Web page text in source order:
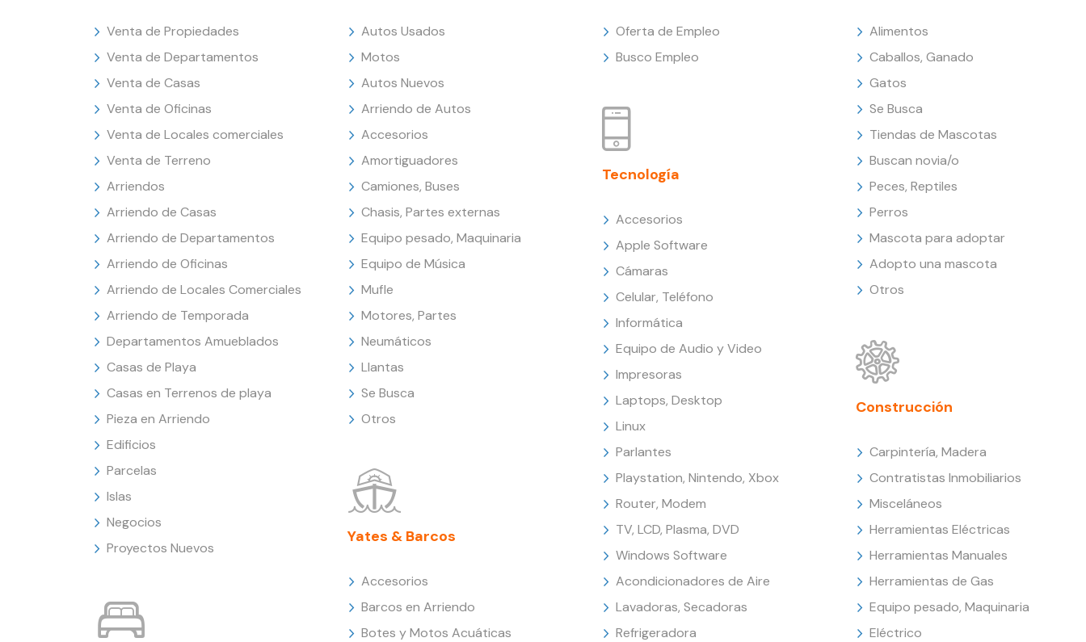
Venta de Propiedades
Venta de Departamentos
Venta de Casas
Venta de Oficinas
Venta de Locales comerciales
Venta de Terreno
Arriendos
Arriendo de Casas
Arriendo de Departamentos
Arriendo de Oficinas
Arriendo de Locales Comerciales
Arriendo de Temporada
Departamentos Amueblados
Casas de Playa
Casas en Terrenos de playa
Pieza en Arriendo
Edificios
Parcelas
Islas
Negocios
Proyectos Nuevos
Autos Usados
Motos
Autos Nuevos
Arriendo de Autos
Accesorios
Amortiguadores
Camiones, Buses
Chasis, Partes externas
Equipo pesado, Maquinaria
Equipo de Música
Mufle
Motores, Partes
Neumáticos
Llantas
Se Busca
Otros
Yates & Barcos
Accesorios
Barcos en Arriendo
Botes y Motos Acuáticas
Oferta de Empleo
Busco Empleo
Tecnología
Accesorios
Apple Software
Cámaras
Celular, Teléfono
Informática
Equipo de Audio y Video
Impresoras
Laptops, Desktop
Linux
Parlantes
Playstation, Nintendo, Xbox
Router, Modem
TV, LCD, Plasma, DVD
Windows Software
Acondicionadores de Aire
Lavadoras, Secadoras
Refrigeradora
Alimentos
Caballos, Ganado
Gatos
Se Busca
Tiendas de Mascotas
Buscan novia/o
Peces, Reptiles
Perros
Mascota para adoptar
Adopto una mascota
Otros
Construcción
Carpintería, Madera
Contratistas Inmobiliarios
Misceláneos
Herramientas Eléctricas
Herramientas Manuales
Herramientas de Gas
Equipo pesado, Maquinaria
Eléctrico